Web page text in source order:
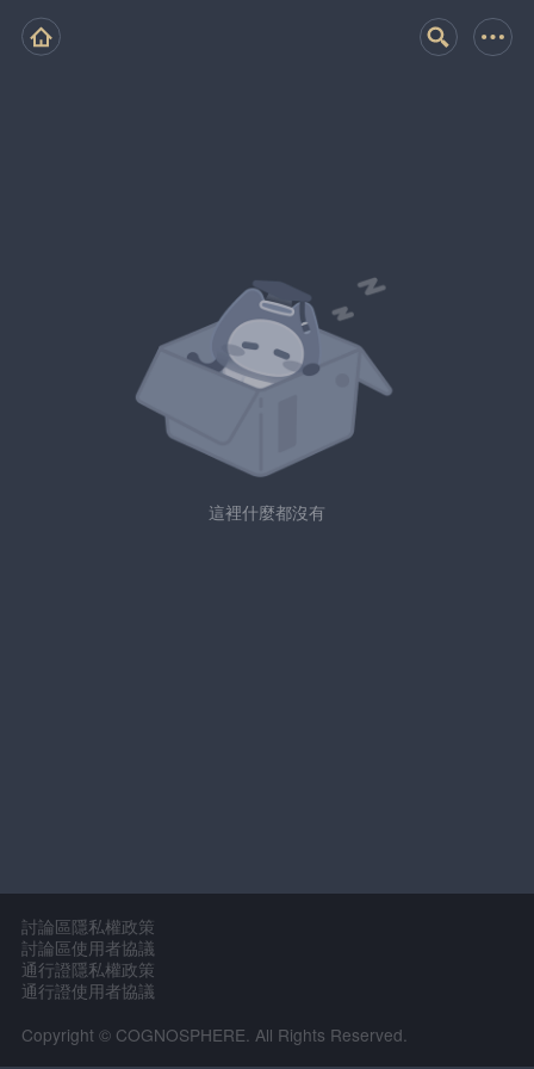
這裡什麼都沒有
討論區隱私權政策
討論區使用者協議
通行證隱私權政策
通行證使用者協議
Copyright © COGNOSPHERE. All Rights Reserved.